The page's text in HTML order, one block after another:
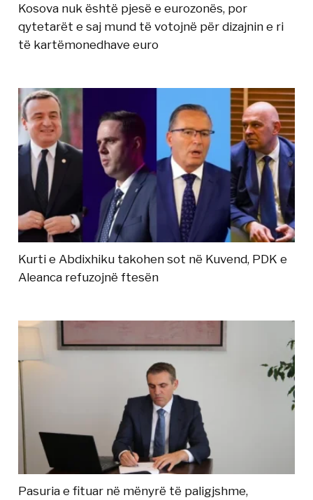
Kosova nuk është pjesë e eurozonës, por
qytetarët e saj mund të votojnë për dizajnin e ri
të kartëmonedhave euro
Kurti e Abdixhiku takohen sot në Kuvend, PDK e
Aleanca refuzojnë ftesën
Pasuria e fituar në mënyrë të paligjshme,